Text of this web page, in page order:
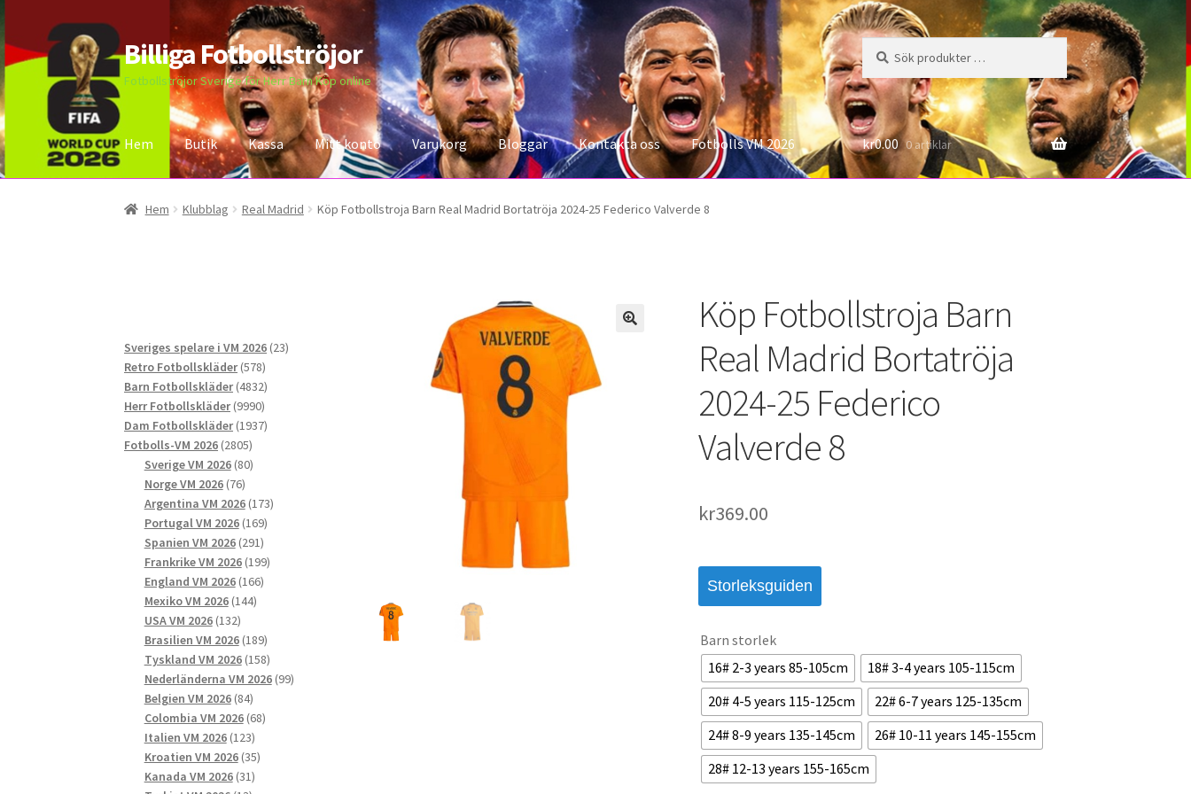
Hoppa
till
navigering
Hoppa
till
innehåll
Billiga Fotbollströjor
Fotbollströjor Sverige för Herr Barn Köp online
Sök
efter:
Sök
Hem Butik Kassa Mitt konto Varukorg Bloggar Kontakta oss Fotbolls VM 2026
Hem Bloggar Butik Kassa Kontakta oss Mitt konto Storleksguiden Varukorg
kr0.00 0 artiklar
Hem Klubblag Real Madrid Köp Fotbollstroja Barn Real Madrid Bortatröja 2024-25 Federico Valverde 8
Köp Fotbollstroja Barn
Real Madrid Bortatröja
2024-25 Federico
Valverde 8
kr369.00
Storleksguiden
Barn storlek
16# 2-3 years 85-105cm
18# 3-4 years 105-115cm
20# 4-5 years 115-125cm
22# 6-7 years 125-135cm
24# 8-9 years 135-145cm
26# 10-11 years 145-155cm
28# 12-13 years 155-165cm
Sveriges spelare i VM 2026 2323
Retro Fotbollskläder 578578
produkter
Barn Fotbollskläder 48324832
produkter
Herr Fotbollskläder 99909990
produkter
Dam Fotbollskläder 19371937
Fotbolls-VM 2026 28052805
produkter
Sverige VM 2026 8080
Norge VM 2026 7676
produkter
Argentina VM 2026 173173
Portugal VM 2026 169169
produkter
Spanien VM 2026 291291
produkter
Frankrike VM 2026 199199
England VM 2026 166166
Mexiko VM 2026 144144
USA VM 2026 132132
produkter
Brasilien VM 2026 189189
produkter
Tyskland VM 2026 158158
produkter
Nederländerna VM 2026 9999
Belgien VM 2026 8484
produkter
Colombia VM 2026 6868
Italien VM 2026 123123
produkter
Kroatien VM 2026 3535
Kanada VM 2026 3131